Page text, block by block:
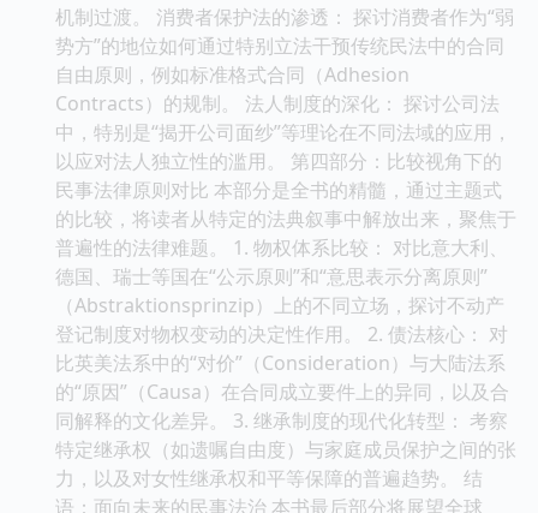
机制过渡。 消费者保护法的渗透： 探讨消费者作为“弱
势方”的地位如何通过特别立法干预传统民法中的合同
自由原则，例如标准格式合同（Adhesion
Contracts）的规制。 法人制度的深化： 探讨公司法
中，特别是“揭开公司面纱”等理论在不同法域的应用，
以应对法人独立性的滥用。 第四部分：比较视角下的
民事法律原则对比 本部分是全书的精髓，通过主题式
的比较，将读者从特定的法典叙事中解放出来，聚焦于
普遍性的法律难题。 1. 物权体系比较： 对比意大利、
德国、瑞士等国在“公示原则”和“意思表示分离原则”
（Abstraktionsprinzip）上的不同立场，探讨不动产
登记制度对物权变动的决定性作用。 2. 债法核心： 对
比英美法系中的“对价”（Consideration）与大陆法系
的“原因”（Causa）在合同成立要件上的异同，以及合
同解释的文化差异。 3. 继承制度的现代化转型： 考察
特定继承权（如遗嘱自由度）与家庭成员保护之间的张
力，以及对女性继承权和平等保障的普遍趋势。 结
语：面向未来的民事法治 本书最后部分将展望全球